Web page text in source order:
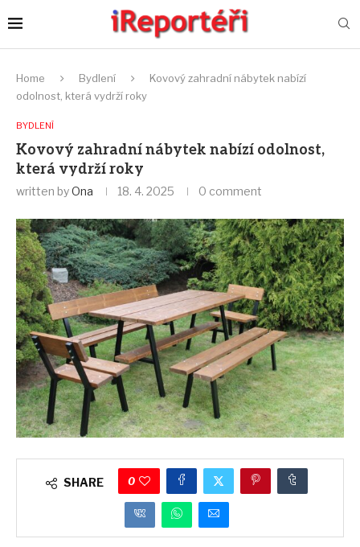
Home Bydlení
Kovový zahradní nábytek nabízí
odolnost, která vydrží roky
BYDLENÍ
Kovový zahradní nábytek nabízí odolnost,
která vydrží roky
written byOna 18. 4. 2025 0 comment
SHARE 0